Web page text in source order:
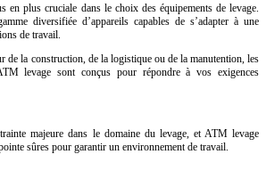
en plus cruciale dans le choix des équipements de levage.
diversifiée d’appareils capables de s’adapter à une
de travail.
de la construction, de la logistique ou de la manutention, les
levage sont conçus pour répondre à vos exigences
majeure dans le domaine du levage, et ATM levage
sûres pour garantir un environnement de travail.